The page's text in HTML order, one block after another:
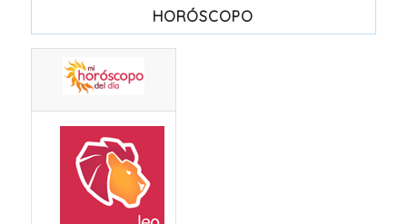
HORÓSCOPO